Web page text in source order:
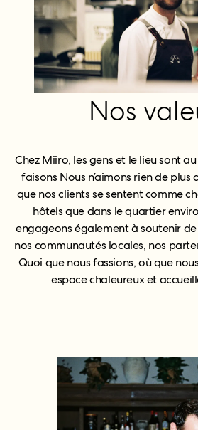
Nos
Chez Miiro, les gens et le lieu sont
faisons Nous n’aimons rien de
que nos clients se sentent comme
hôtels que dans le quartier
engageons également à soutenir
nos communautés locales, nos
Quoi que nous fassions, où que
espace chaleureux et